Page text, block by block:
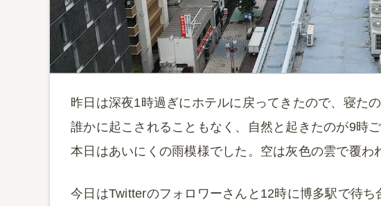
昨日は深夜1時過ぎにホテルに戻ってきたので、寝た
誰かに起こされることもなく、自然と起きたのが9時
本日はあいにくの雨模様でした。空は灰色の雲で覆わ
今日はTwitterのフォロワーさんと12時に博多駅で待